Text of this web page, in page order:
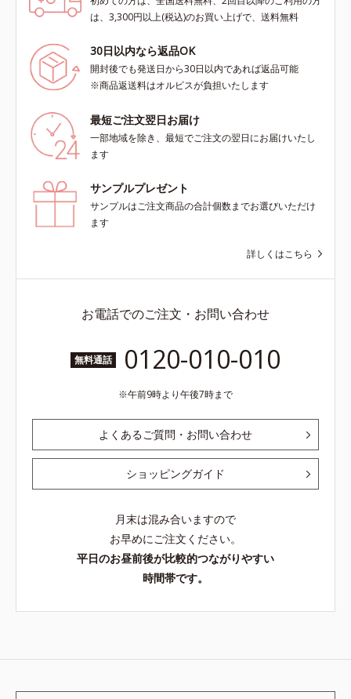
は、3,300円以上(税込)のお買い上げで、送料無料
30日以内なら返品OK
開封後でも発送日から30日以内であれば返品可能
※商品返送料はオルビスが負担いたします
最短ご注文翌日お届け
一部地域を除き、最短でご注文の翌日にお届けいたし
ます
サンプルプレゼント
サンプルはご注文商品の合計個数までお選びいただけ
ます
詳しくはこちら
お電話でのご注文・お問い合わせ
無料通話 0120-010-010
午前9時より午後7時まで
よくあるご質問・お問い合わせ
ショッピングガイド
月末は混み合いますので
お早めにご注文ください。
平日のお昼前後が比較的つながりやすい
時間帯です。